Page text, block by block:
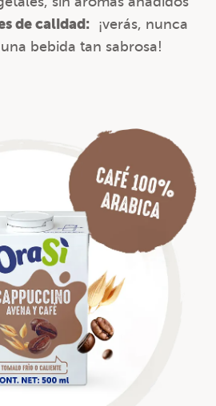
de calidad: ¡verás, nunca
bebida tan sabrosa!